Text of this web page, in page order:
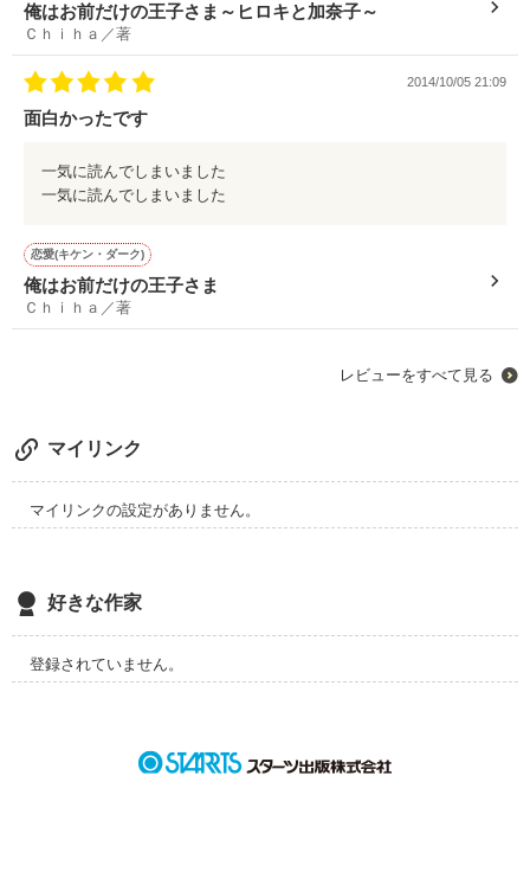
俺はお前だけの王子さま～ヒロキと加奈子～
Ｃｈｉｈａ／著
2014/10/05 21:09
面白かったです
一気に読んでしまいました
一気に読んでしまいました
恋愛(キケン・ダーク)
俺はお前だけの王子さま
Ｃｈｉｈａ／著
レビューをすべて見る
マイリンク
マイリンクの設定がありません。
好きな作家
登録されていません。